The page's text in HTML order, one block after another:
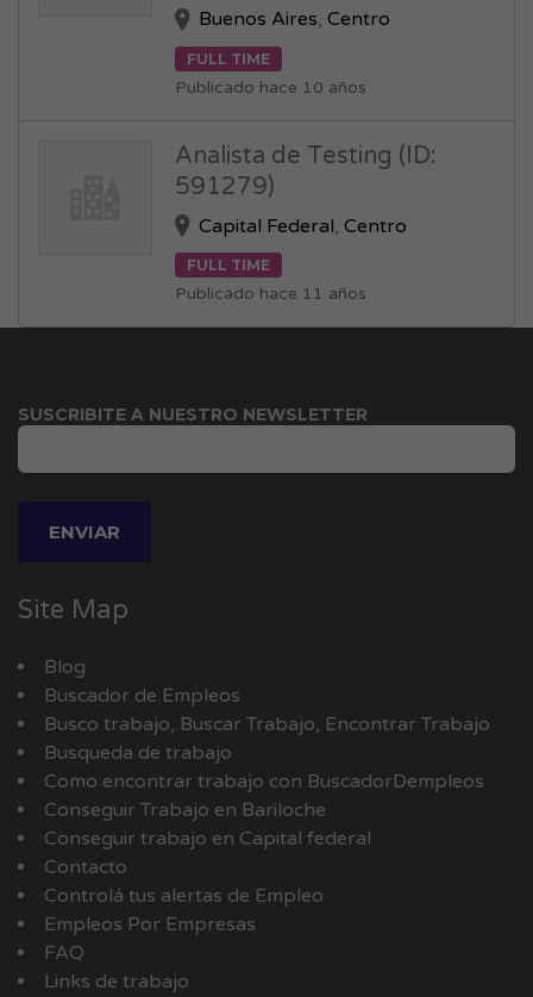
Buenos Aires,Centro
FULL TIME
Publicado hace 10 años
Analista de Testing (ID:
591279)
Capital Federal,Centro
FULL TIME
Publicado hace 11 años
SUSCRIBITE A NUESTRO NEWSLETTER
Site Map
Blog
Buscador de Empleos
Busco trabajo, Buscar Trabajo, Encontrar Trabajo
Busqueda de trabajo
Como encontrar trabajo con BuscadorDempleos
Conseguir Trabajo en Bariloche
Conseguir trabajo en Capital federal
Contacto
Controlá tus alertas de Empleo
Empleos Por Empresas
FAQ
Links de trabajo